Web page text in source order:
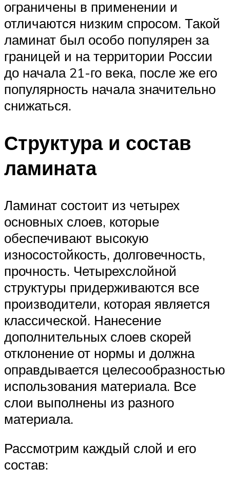
ограничены в применении и
отличаются низким спросом. Такой
ламинат был особо популярен за
границей и на территории России
до начала 21-го века, после же его
популярность начала значительно
снижаться.
Структура и состав
ламината
Ламинат состоит из четырех
основных слоев, которые
обеспечивают высокую
износостойкость, долговечность,
прочность. Четырехслойной
структуры придерживаются все
производители, которая является
классической. Нанесение
дополнительных слоев скорей
отклонение от нормы и должна
оправдывается целесообразностью
использования материала. Все
слои выполнены из разного
материала.
Рассмотрим каждый слой и его
состав: